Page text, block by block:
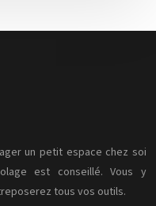
un petit espace chez soi
est conseillé. Vous y
tous vos outils.